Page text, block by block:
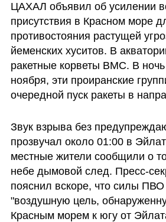
ЦАХАЛ объявил об усилении
присутствия в Красном море
противостояния растущей
йеменских хуситов. В
ракетные корветы ВМС. В ночь
ноября, эти проиранские
очередной пуск ракеты в
Звук взрыва без
прозвучал около 01:00 в
местные жители сообщили о
небе дымовой след. Пресс-
пояснил вскоре, что силы ПВО
"воздушную цель,
Красным морем к югу от